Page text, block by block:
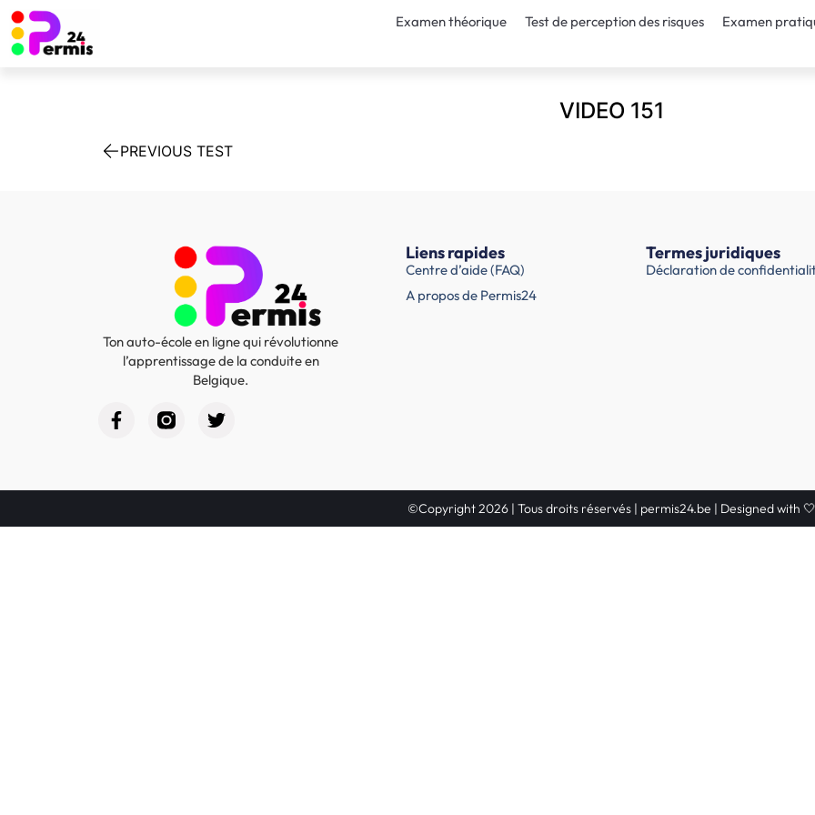
Examen théorique Test de perception des risques Examen
VIDEO 151
PREVIOUS TEST
Ton auto-école en ligne qui révolutionne
l’apprentissage de la conduite en
Belgique.
Liens rapides
Centre d’aide (FAQ)
A propos de Permis24
Termes juridiques
Déclaration de
©Copyright 2026 | Tous droits réservés | permis24.be | Designed with 🤍